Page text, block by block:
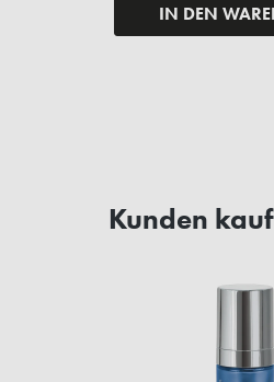
IN DEN
Kunden